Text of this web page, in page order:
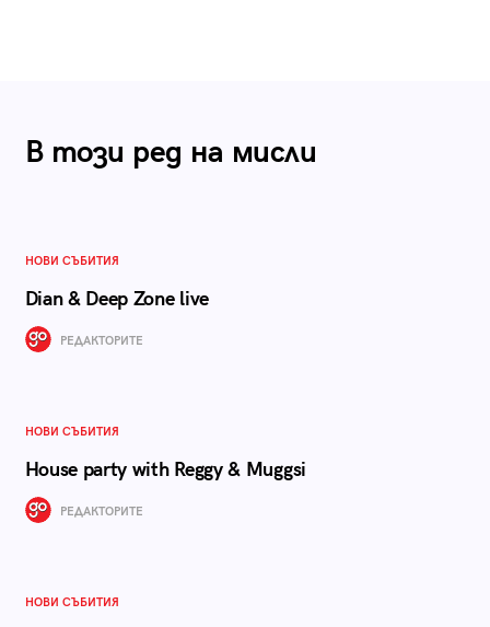
В този ред на мисли
НОВИ СЪБИТИЯ
Dian & Deep Zone live
РЕДАКТОРИТЕ
НОВИ СЪБИТИЯ
House party with Reggy & Muggsi
РЕДАКТОРИТЕ
НОВИ СЪБИТИЯ